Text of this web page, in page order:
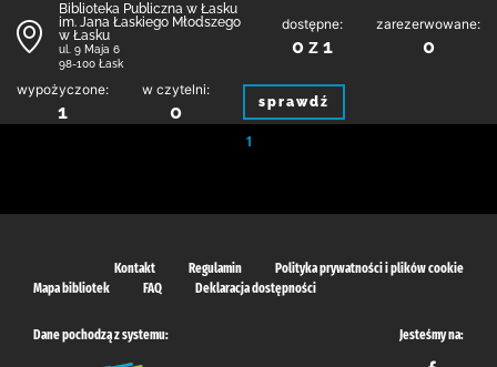
Biblioteka Publiczna w Łasku
im. Jana Łaskiego Młodszego
w Łasku
ul. 9 Maja 6
98-100 Łask
dostępne:
0 z 1
zarezerwowane:
0
wypożyczone:
1
w czytelni:
0 sprawdź
1
Kontakt Regulamin
Polityka prywatności i plików cookie
Mapa bibliotek
FAQ Deklaracja dostępności
Dane pochodzą z systemu: Jesteśmy na: